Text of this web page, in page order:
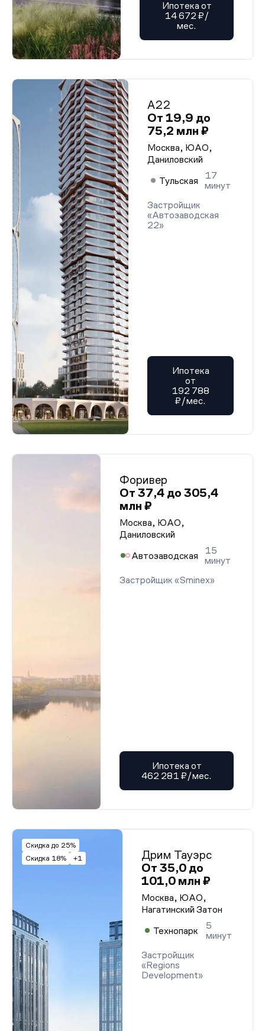
Ипотека от
14 672 ₽/
мес.
А22
От 19,9 до
75,2 млн ₽
Москва, ЮАО,
Даниловский
Тульская
17
минут
Застройщик
«Автозаводская
22»
Ипотека
от
192 788
₽/мес.
Форивер
От 37,4 до 305,4
млн ₽
Москва, ЮАО,
Даниловский
Автозаводская
15
минут
Застройщик «Sminex»
Ипотека от
462 281 ₽/мес.
Скидка до 25%
Скидка 18%
+1
Дрим Тауэрс
От 35,0 до
101,0 млн ₽
Москва, ЮАО,
Нагатинский Затон
Технопарк
5
минут
Застройщик
«Regions
Development»